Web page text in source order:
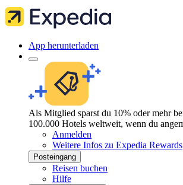
App herunterladen
Als Mitglied sparst du 10% oder mehr
100.000 Hotels weltweit, wenn du
Anmelden
Weitere Infos zu Expedia Rewards
Posteingang
Reisen buchen
Hilfe